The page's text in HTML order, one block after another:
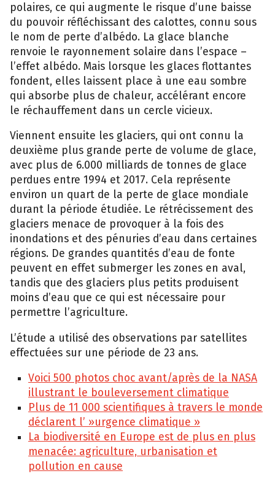
polaires, ce qui augmente le risque d’une baisse
du pouvoir réfléchissant des calottes, connu sous
le nom de perte d’albédo. La glace blanche
renvoie le rayonnement solaire dans l’espace –
l’effet albédo. Mais lorsque les glaces flottantes
fondent, elles laissent place à une eau sombre
qui absorbe plus de chaleur, accélérant encore
le réchauffement dans un cercle vicieux.
Viennent ensuite les glaciers, qui ont connu la
deuxième plus grande perte de volume de glace,
avec plus de 6.000 milliards de tonnes de glace
perdues entre 1994 et 2017. Cela représente
environ un quart de la perte de glace mondiale
durant la période étudiée. Le rétrécissement des
glaciers menace de provoquer à la fois des
inondations et des pénuries d’eau dans certaines
régions. De grandes quantités d’eau de fonte
peuvent en effet submerger les zones en aval,
tandis que des glaciers plus petits produisent
moins d’eau que ce qui est nécessaire pour
permettre l’agriculture.
L’étude a utilisé des observations par satellites
effectuées sur une période de 23 ans.
Voici 500 photos choc avant/après de la NASA
illustrant le bouleversement climatique
Plus de 11 000 scientifiques à travers le monde
déclarent l’ »urgence climatique »
La biodiversité en Europe est de plus en plus
menacée: agriculture, urbanisation et
pollution en cause